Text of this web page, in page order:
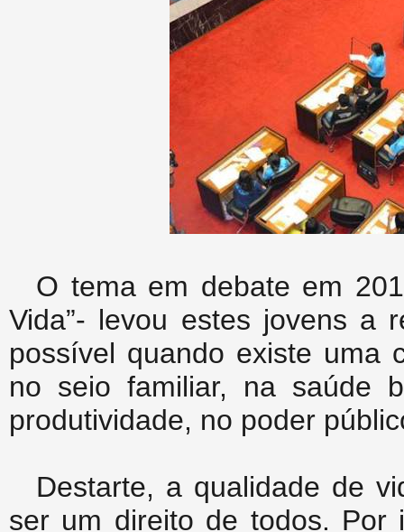
O tema em debate em
Vida”- levou estes jovens a
possível quando existe uma
no seio familiar, na saúde
produtividade, no poder
Destarte, a qualidade de
ser um direito de todos. Por